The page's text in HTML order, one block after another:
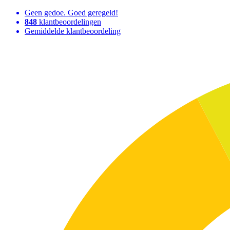
Geen gedoe. Goed geregeld!
848 klantbeoordelingen
Gemiddelde klantbeoordeling